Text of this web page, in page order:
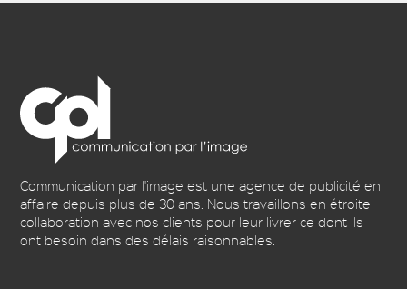
Communication par l'image est une agence de publicité en
affaire depuis plus de 30 ans. Nous travaillons en étroite
collaboration avec nos clients pour leur livrer ce dont ils
ont besoin dans des délais raisonnables.